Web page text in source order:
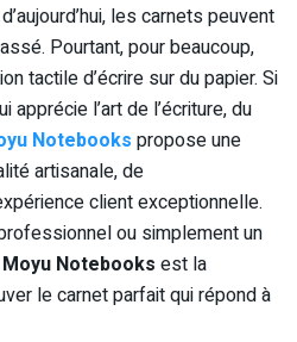
les carnets peuvent
Pourtant, pour beaucoup,
tactile d’écrire sur du papier. Si
l’art de l’écriture, du
Notebooks propose une
artisanale, de
client exceptionnelle.
ou simplement un
Moyu Notebooks est la
le carnet parfait qui répond à